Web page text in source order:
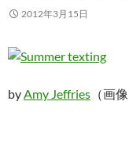
2012年3月15日
byAmy Jeffries （画